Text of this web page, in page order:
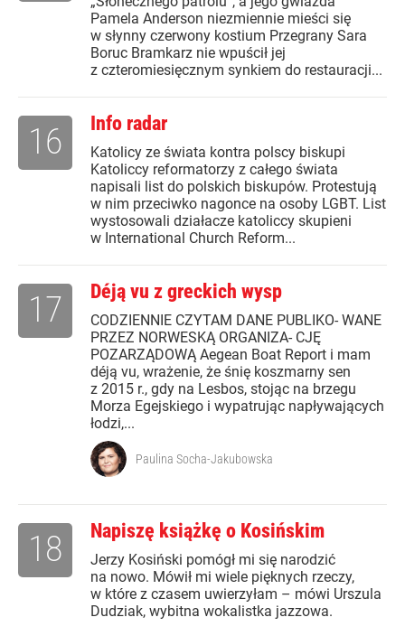
Pamela Anderson niezmiennie mieści się
w słynny czerwony kostium Przegrany Sara
Boruc Bramkarz nie wpuścił jej
z czteromiesięcznym synkiem do restauracji...
Info radar
Katolicy ze świata kontra polscy biskupi
Katoliccy reformatorzy z całego świata
napisali list do polskich biskupów. Protestują
w nim przeciwko nagonce na osoby LGBT. List
wystosowali działacze katoliccy skupieni
w International Church Reform...
16
Déją vu z greckich wysp
CODZIENNIE CZYTAM DANE PUBLIKO- WANE
PRZEZ NORWESKĄ ORGANIZA- CJĘ
POZARZĄDOWĄ Aegean Boat Report i mam
déją vu, wrażenie, że śnię koszmarny sen
z 2015 r., gdy na Lesbos, stojąc na brzegu
Morza Egejskiego i wypatrując napływających
łodzi,...
17
Paulina Socha-Jakubowska
Napiszę książkę o Kosińskim
Jerzy Kosiński pomógł mi się narodzić
na nowo. Mówił mi wiele pięknych rzeczy,
w które z czasem uwierzyłam – mówi Urszula
Dudziak, wybitna wokalistka jazzowa.
18